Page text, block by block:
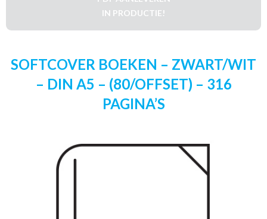
IN PRODUCTIE!
SOFTCOVER BOEKEN – ZWART/WIT
– DIN A5 – (80/OFFSET) – 316
PAGINA’S